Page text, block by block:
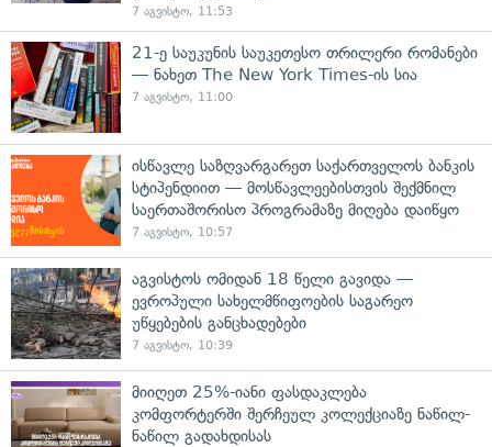
7 აგვისტო, 11:53
21-ე საუკუნის საუკეთესო თრილერი რომანები
— ნახეთ The New York Times-ის სია
7 აგვისტო, 11:00
ისწავლე საზღვარგარეთ საქართველოს ბანკის
სტიპენდიით — მოსწავლეებისთვის შექმნილ
საერთაშორისო პროგრამაზე მიღება დაიწყო
7 აგვისტო, 10:57
აგვისტოს ომიდან 18 წელი გავიდა —
ევროპული სახელმწიფოების საგარეო
უწყებების განცხადებები
7 აგვისტო, 10:39
მიიღეთ 25%-იანი ფასდაკლება
კომფორტერში შერჩეულ კოლექციაზე ნაწილ-
ნაწილ გადახდისას